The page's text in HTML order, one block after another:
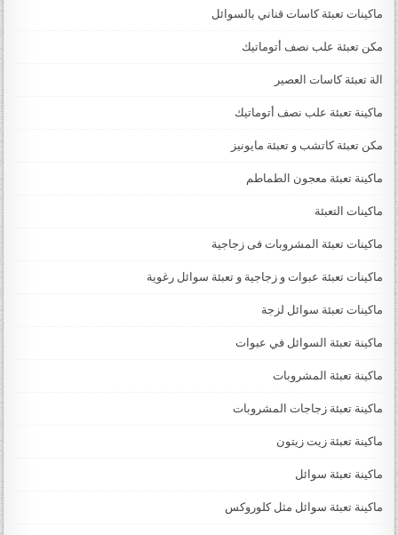
ماكينات تعبئة كاسات قناني بالسوائل
مكن تعبئة علب نصف أتوماتيك
الة تعبئة كاسات العصير
ماكينة تعبئة علب نصف أتوماتيك
مكن تعبئة كاتشب و تعبئة مايونيز
ماكينة تعبئة معجون الطماطم
ماكينات التعبئة
ماكينات تعبئة المشروبات فى زجاجية
ماكينات تعبئة عبوات و زجاجية و تعبئة سوائل رغوية
ماكينات تعبئة سوائل لزجة
‏‏‏ماكينة تعبئة السوائل في عبوات
ماكينة تعبئة المشروبات
ماكينة تعبئة زجاجات المشروبات
ماكينة تعبئة زيت زيتون
ماكينة تعبئة سوائل
ماكينة تعبئة سوائل مثل كلوروكس